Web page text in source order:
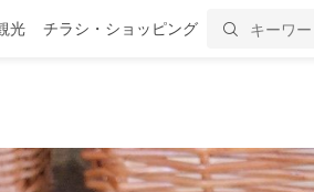
光 チラシ・ショッピング